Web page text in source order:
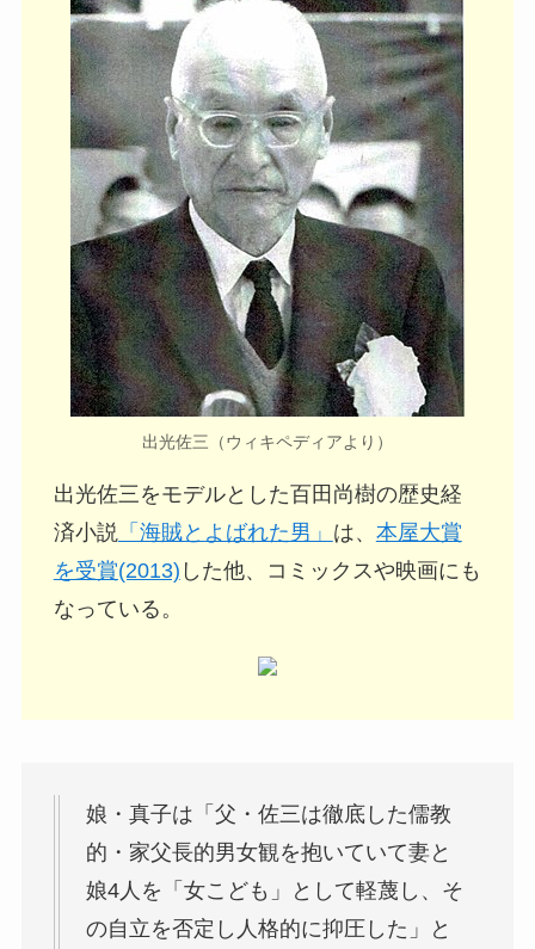
出光佐三（ウィキペディアより）
出光佐三をモデルとした百田尚樹の歴史経
済小説「海賊とよばれた男」 は、 本屋大賞
を受賞(2013) した他、コミックスや映画にも
なっている。
娘・真子は「父・佐三は徹底した儒教
的・家父長的男女観を抱いていて妻と
娘4人を「女こども」として軽蔑し、そ
の自立を否定し人格的に抑圧した」と